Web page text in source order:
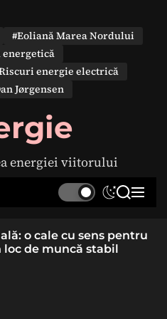
#Eoliană Marea Nordului
energetică
energie electrică
Jørgensen
energiei viitorului
S
t
c
S
r
M
u
o cale cu sens pentru
loc de muncă stabil